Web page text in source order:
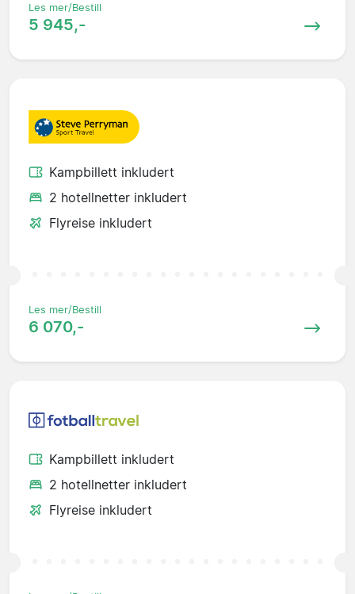
Les mer/Bestill
5 945,-
Kampbillett inkludert
2 hotellnetter inkludert
Flyreise inkludert
Les mer/Bestill
6 070,-
Kampbillett inkludert
2 hotellnetter inkludert
Flyreise inkludert